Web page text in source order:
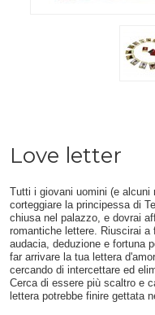
Love letter
Tutti i giovani uomini (e alcuni
corteggiare la principessa di
chiusa nel palazzo, e dovrai
romantiche lettere. Riuscirai a
audacia, deduzione e fortuna
far arrivare la tua lettera
cercando di intercettare ed
Cerca di essere più scaltro e
lettera potrebbe finire gettata